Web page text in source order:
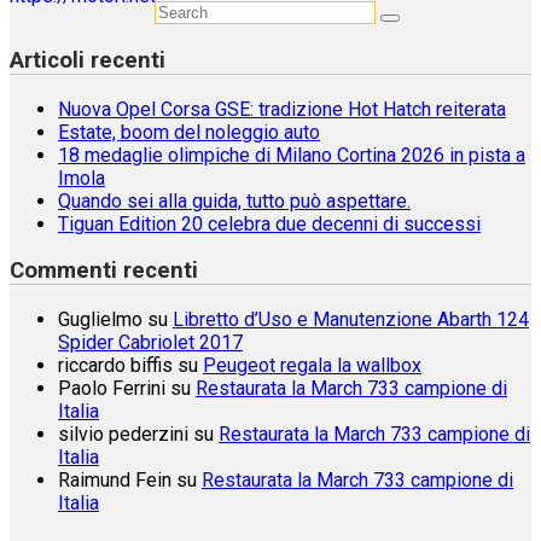
Articoli recenti
Nuova Opel Corsa GSE: tradizione Hot Hatch reiterata
Estate, boom del noleggio auto
18 medaglie olimpiche di Milano Cortina 2026 in pista a
Imola
Quando sei alla guida, tutto può aspettare.
Tiguan Edition 20 celebra due decenni di successi
Commenti recenti
Guglielmo su Libretto d’Uso e Manutenzione Abarth 124
Spider Cabriolet 2017
riccardo biffis su Peugeot regala la wallbox
Paolo Ferrini su Restaurata la March 733 campione di
Italia
silvio pederzini su Restaurata la March 733 campione di
Italia
Raimund Fein su Restaurata la March 733 campione di
Italia